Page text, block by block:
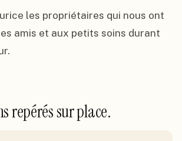
les propriétaires qui nous ont
amis et aux petits soins durant
repérés sur place.